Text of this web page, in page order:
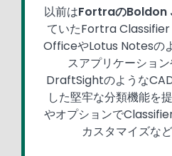
以前はFortraのBoldon
ていたFortra
OfficeやLotus Notesの
スアプリケーショ
DraftSightのような
した堅牢な分類機能を
やオプションで
カスタマイズな